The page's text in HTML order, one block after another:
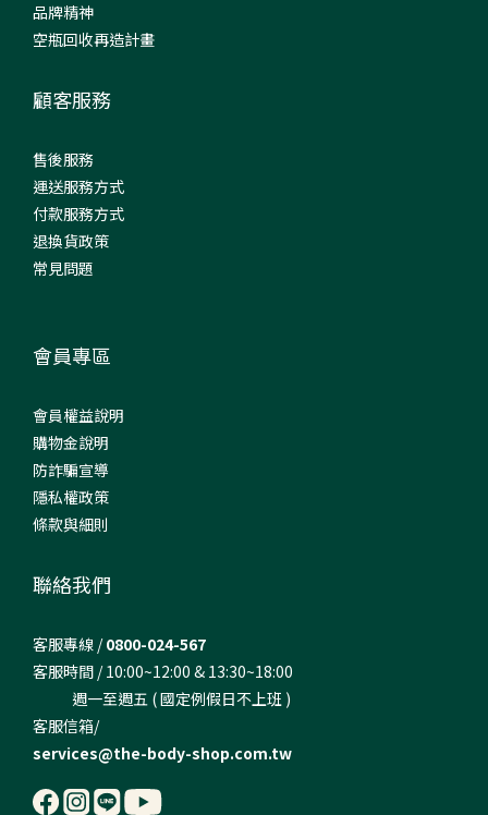
品牌精神
空瓶回收再造計畫
顧客服務
售後服務
運送服務方式
付款服務方式
退換貨政策
常見問題
會員專區
會員權益說明
購物金說明
防詐騙宣導
隱私權政策
條款與細則
聯絡我們
客服專線 /0800-024-567
客服時間 / 10:00~12:00 & 13:30~18:00
週一至週五 ( 國定例假日不上班 )
客服信箱/
services@the-body-shop.com.tw